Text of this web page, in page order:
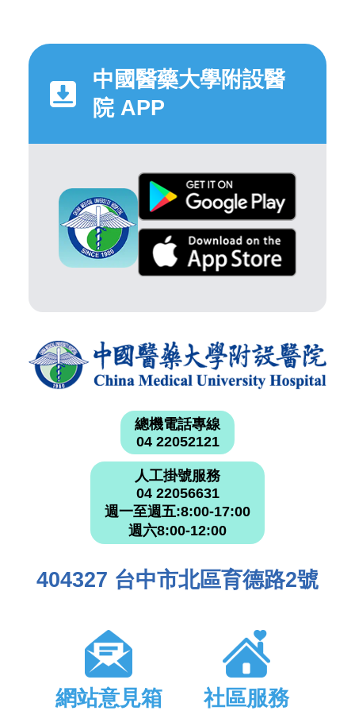
中國醫藥大學附設醫
院 APP
總機電話專線
04 22052121
人工掛號服務
04 22056631
週一至週五:8:00-17:00
週六8:00-12:00
404327 台中市北區育德路2號
網站意見箱 社區服務